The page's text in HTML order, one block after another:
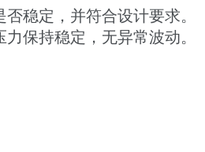
稳定，并符合设计要求。
保持稳定，无异常波动。